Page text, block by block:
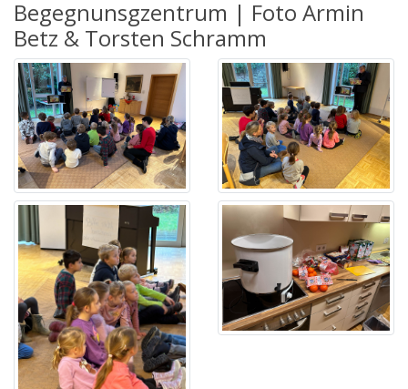
Begegnunsgzentrum | Foto Armin
Betz & Torsten Schramm